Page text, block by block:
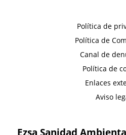
Política de
Política de
Canal de
Política de
Enlaces
Aviso